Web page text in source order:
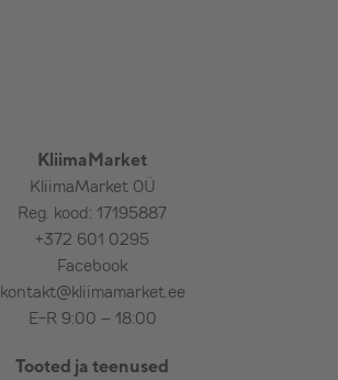
KliimaMarket
KliimaMarket OÜ
Reg. kood: 17195887
+372 601 0295
Facebook
kontakt@kliimamarket.ee
E-R 9:00 – 18:00
Tooted ja teenused